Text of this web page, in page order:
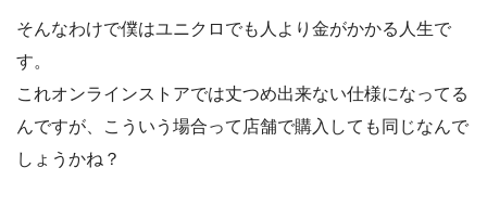
そんなわけで僕はユニクロでも人より金がかかる人生で
す。
これオンラインストアでは丈つめ出来ない仕様になってる
んですが、こういう場合って店舗で購入しても同じなんで
しょうかね？